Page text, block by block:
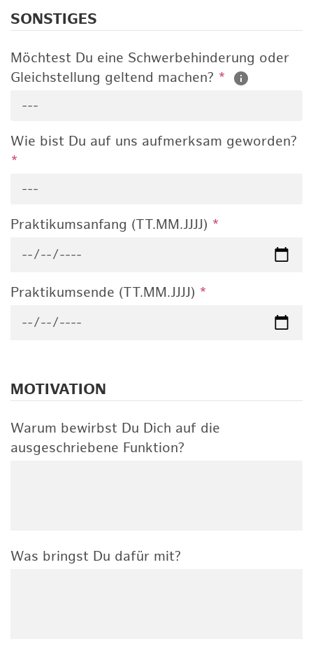
SONSTIGES
Möchtest Du eine Schwerbehinderung oder
Gleichstellung geltend machen? *
---
Wie bist Du auf uns aufmerksam geworden?
*
---
Praktikumsanfang (TT.MM.JJJJ) *
Praktikumsende (TT.MM.JJJJ) *
MOTIVATION
Warum bewirbst Du Dich auf die
ausgeschriebene Funktion?
Was bringst Du dafür mit?